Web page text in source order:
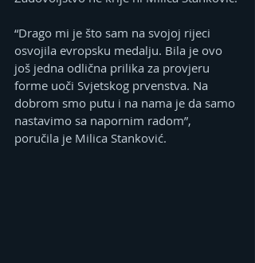
“Drago mi je što sam na svojoj rijeci
osvojila evropsku medalju. Bila je ovo
još jedna odlična prilika za provjeru
forme uoči Svjetskog prvenstva. Na
dobrom smo putu i na nama je da samo
nastavimo sa napornim radom”,
poručila je Milica Stanković.